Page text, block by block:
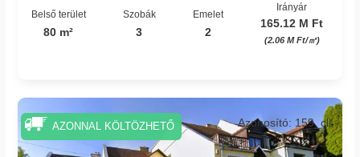
Belső terület
80 m²
Szobák
3
Emelet
2
Irányár
165.12 M Ft
(2.06 M Ft/㎡)
Azonosító: 159_cll
AZONNAL KÖLTÖZHETŐ